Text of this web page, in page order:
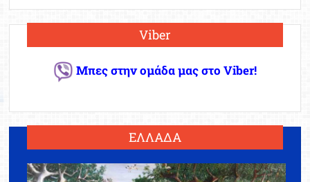
Viber
Μπες στην ομάδα μας στο Viber!
ΕΛΛΑΔΑ